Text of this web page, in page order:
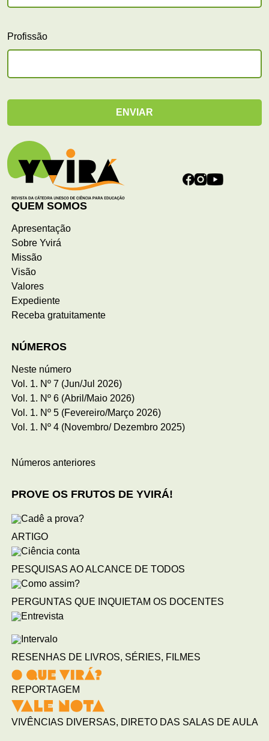
Profissão
QUEM SOMOS
Apresentação
Sobre Yvirá
Missão
Visão
Valores
Expediente
Receba gratuitamente
NÚMEROS
Neste número
Vol. 1. Nº 7 (Jun/Jul 2026)
Vol. 1. Nº 6 (Abril/Maio 2026)
Vol. 1. Nº 5 (Fevereiro/Março 2026)
Vol. 1. Nº 4 (Novembro/ Dezembro 2025)
Números anteriores
PROVE OS FRUTOS DE YVIRÁ!
ARTIGO
PESQUISAS AO ALCANCE DE TODOS
PERGUNTAS QUE INQUIETAM OS DOCENTES
RESENHAS DE LIVROS, SÉRIES, FILMES
REPORTAGEM
VIVÊNCIAS DIVERSAS, DIRETO DAS SALAS DE AULA